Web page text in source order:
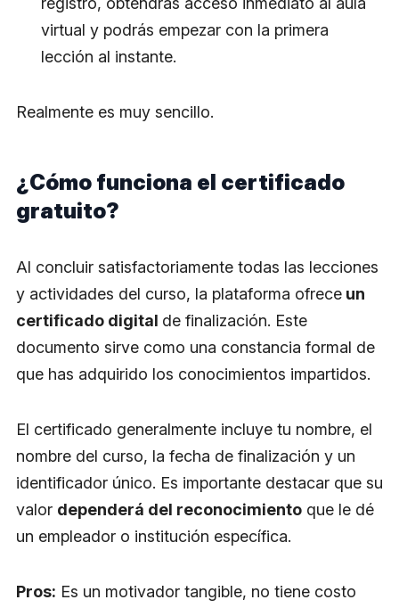
virtual y podrás empezar con la primera
lección al instante.
Realmente es muy sencillo.
¿Cómo funciona el certificado
gratuito?
Al concluir satisfactoriamente todas las lecciones
y actividades del curso, la plataforma ofrece un
certificado digital de finalización. Este
documento sirve como una constancia formal de
que has adquirido los conocimientos impartidos.
El certificado generalmente incluye tu nombre, el
nombre del curso, la fecha de finalización y un
identificador único. Es importante destacar que su
valor dependerá del reconocimiento que le dé
un empleador o institución específica.
Pros: Es un motivador tangible, no tiene costo